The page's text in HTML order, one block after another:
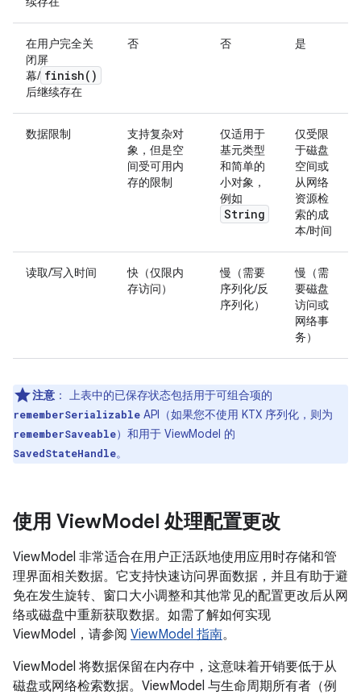
在用户完全关
闭屏
幕/ finish( )
后继续存在
否 否 是
数据限制
支持复杂对
象，但是空
间受可用内
存的限制
仅适用于
基元类型
和简单的
小对象，
例如
String
仅受限
于磁盘
空间或
从网络
资源检
索的成
本/时间
读取/写入时间
快（仅限内
存访问）
慢（需要
序列化/反
序列化）
慢（需
要磁盘
访问或
网络事
务）
注意 ： 上表中的已保存状态包括用于可组合项的
rememberSerializable API（如果您不使用 KTX 序列化，则为
rememberSaveable）和用于 ViewModel 的
SavedStateHandle。
使用 ViewModel 处理配置更改
ViewModel 非常适合在用户正活跃地使用应用时存储和管
理界面相关数据。它支持快速访问界面数据，并且有助于避
免在发生旋转、窗口大小调整和其他常见的配置更改后从网
络或磁盘中重新获取数据。如需了解如何实现
ViewModel，请参阅 ViewModel 指南。
ViewModel 将数据保留在内存中，这意味着开销要低于从
磁盘或网络检索数据。ViewModel 与生命周期所有者（例